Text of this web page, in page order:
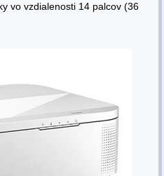
vo vzdialenosti 14 palcov (36